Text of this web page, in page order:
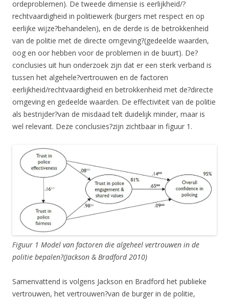
ordeproblemen). De tweede dimensie is eerlijkheid/?
rechtvaardigheid in politiewerk (burgers met respect en op
eerlijke wijze?behandelen), en de derde is de betrokkenheid
van de politie met de directe omgeving?(gedeelde waarden,
oog en oor hebben voor de problemen in de buurt). De?
conclusies uit hun onderzoek zijn dat er een sterk verband is
tussen het algehele?vertrouwen en de factoren
eerlijkheid/rechtvaardigheid en betrokkenheid met de?directe
omgeving en gedeelde waarden. De effectiviteit van de politie
als bestrijder?van de misdaad telt duidelijk minder, maar is
wel relevant. Deze conclusies?zijn zichtbaar in figuur 1.
Figuur 1 Model van factoren die algeheel vertrouwen in de
politie bepalen?(Jackson & Bradford 2010)
Samenvattend is volgens Jackson en Bradford het publieke
vertrouwen, het vertrouwen?van de burger in de politie,